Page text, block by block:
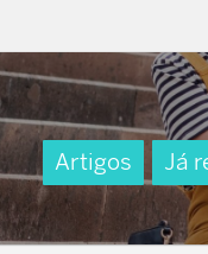
Artigos Já